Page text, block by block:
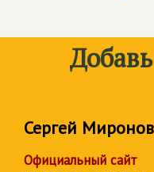
Сергей Миронов
Официальный сайт